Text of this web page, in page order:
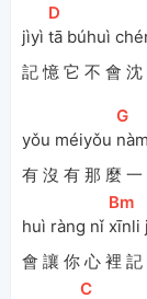
jìyì
[D
tā búhuì
記 憶 它 不 會 沈
yǒu méiyǒu
[
G
有 沒 有 那 麼
huì ràng nǐ
[Bm
xīnli
會 讓 你 心 裡 記
[
C